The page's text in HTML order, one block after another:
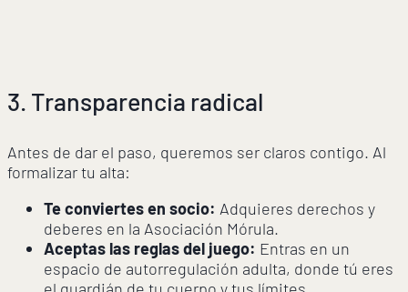
3. Transparencia radical
Antes de dar el paso, queremos ser claros contigo. Al
formalizar tu alta:
Te conviertes en socio: Adquieres derechos y
deberes en la Asociación Mórula.
Aceptas las reglas del juego: Entras en un
espacio de autorregulación adulta, donde tú eres
el guardián de tu cuerpo y tus límites.